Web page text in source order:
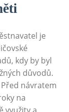
je
kdy by byl⁣
důvodů.
Před návratem
na